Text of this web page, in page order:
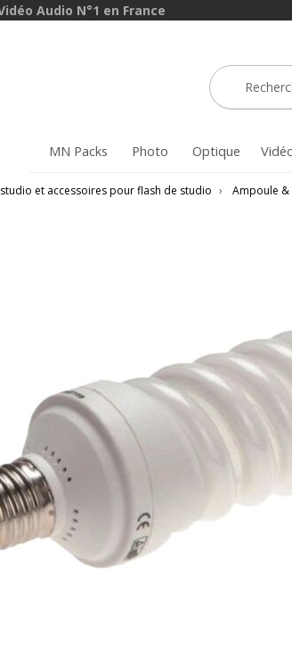
Audio N°1 en France
MN Packs Photo Optique
et accessoires pour flash de studio › Ampoule